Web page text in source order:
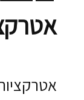
אטרקציות